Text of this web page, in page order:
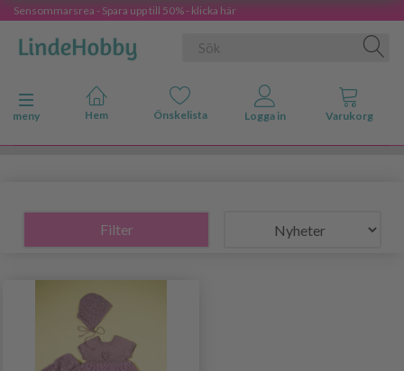
Sensommarsrea - Spara upp till 50% - klicka här
Ändra navigering
meny
Filter